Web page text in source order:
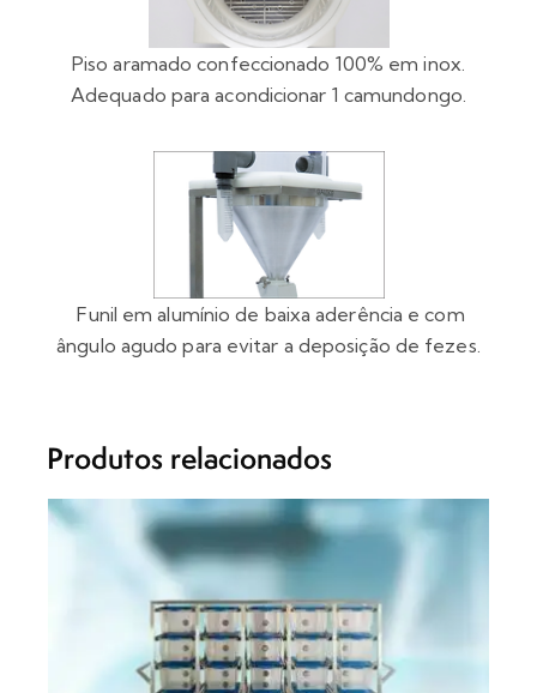
Piso aramado confeccionado 100% em inox.
Adequado para acondicionar 1 camundongo.
Funil em alumínio de baixa aderência e com
ângulo agudo para evitar a deposição de fezes.
Produtos relacionados